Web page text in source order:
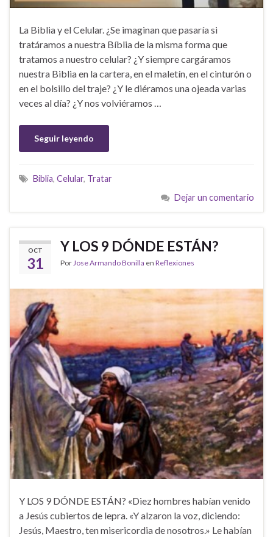
La Biblia y el Celular. ¿Se imaginan que pasaría si
tratáramos a nuestra Bíblia de la misma forma que
tratamos a nuestro celular? ¿Y siempre cargáramos
nuestra Biblia en la cartera, en el maletín, en el cinturón o
en el bolsillo del traje? ¿Y le diéramos una ojeada varias
veces al día? ¿Y nos volviéramos …
Seguir leyendo
Biblia, Celular, Tratar
Dejar un comentario
OCT
31
Y LOS 9 DÓNDE ESTÁN?
PorJose Armando Bonilla en Reflexiones
Y LOS 9 DÓNDE ESTÁN? «Diez hombres habían venido
a Jesús cubiertos de lepra. «Y alzaron la voz, diciendo:
Jesús, Maestro, ten misericordia de nosotros.» Le habían